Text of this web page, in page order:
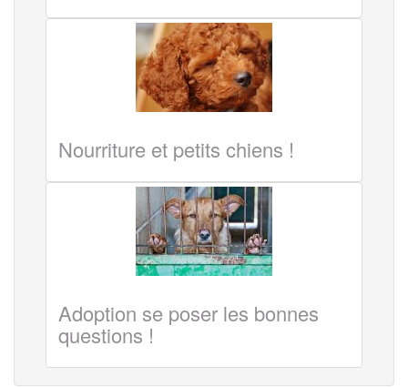
Nourriture et petits chiens !
Adoption se poser les bonnes
questions !